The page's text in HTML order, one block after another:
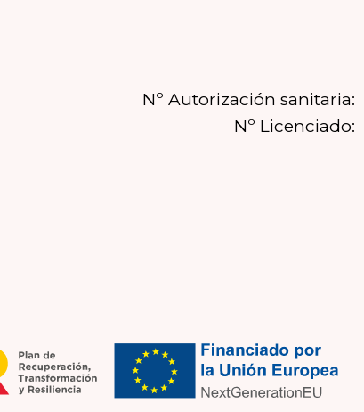
Nº Autorización sanitaria:
Nº Licenciado: